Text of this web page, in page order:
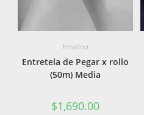
Friselina
Entretela de Pegar x rollo
(50m) Media
$1,690.00